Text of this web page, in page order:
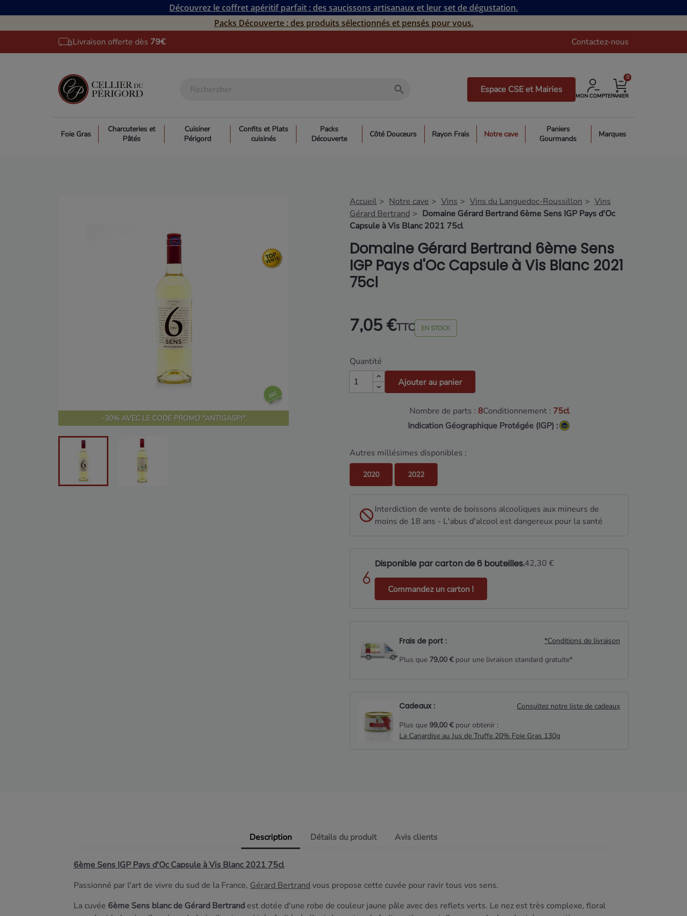
Découvrez le coffret apéritif parfait : des saucissons artisanaux et leur set de dégustation.
Packs Découverte : des produits sélectionnés et pensés pour vous.
Livraison offerte dès 79€ Contactez-nous
search Espace CSE et Mairies
MON COMPTEPANIER
0
Foie Gras
Charcuteries et
Pâtés
Cuisiner
Périgord
Confits et Plats
cuisinés
Packs
Découverte
Côté Douceurs Rayon Frais Notre cave
Paniers
Gourmands
Marques
-30% AVEC LE CODE PROMO "ANTIGASPI"
Accueil Notre cave Vins Vins du Languedoc-Roussillon
Vins
Gérard Bertrand
Domaine Gérard Bertrand 6ème Sens IGP Pays d'Oc
Capsule à Vis Blanc 2021 75cl
Domaine Gérard Bertrand 6ème Sens
IGP Pays d'Oc Capsule à Vis Blanc 2021
75cl
7,05 €TTC EN STOCK
Quantité
Ajouter au panier
Nombre de parts : 8Conditionnement : 75cl
Indication Géographique Protégée (IGP) :
Autres millésimes disponibles :
2020 2022
Interdiction de vente de boissons alcooliques aux mineurs de
moins de 18 ans - L'abus d'alcool est dangereux pour la santé
Disponible par carton de 6 bouteilles.42,30 €
Commandez un carton !
Frais de port :
*Conditions de livraison
Plus que 79,00 €pour une livraison standard gratuite*
Cadeaux :
Consultez notre liste de cadeaux
Plus que 99,00 €pour obtenir :
La Canardise au Jus de Truffe 20% Foie Gras 130g
Description Détails du produit Avis clients
6ème Sens IGP Pays d'Oc Capsule à Vis Blanc 2021 75cl
Passionné par l'art de vivre du sud de la France, Gérard Bertrand vous propose cette cuvée pour ravir tous vos sens.
La cuvée 6ème Sens blanc de Gérard Bertrand est dotée d'une robe de couleur jaune pâle avec des reflets verts. Le nez est très complexe, floral